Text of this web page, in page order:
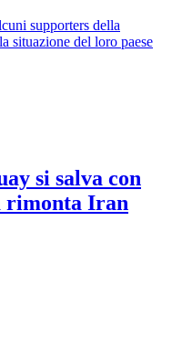
supporters della
situazione del loro paese
si salva con
rimonta Iran